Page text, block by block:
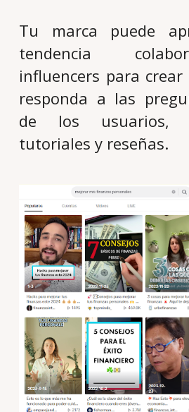
Tu marca puede
tendencia
influencers para
responda a las
de los usuarios,
tutoriales y reseñas.